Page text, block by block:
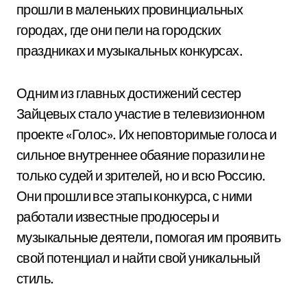
прошли в маленьких провинциальных
городах, где они пели на городских
праздниках и музыкальных конкурсах.
Одним из главных достижений сестер
Зайцевых стало участие в телевизионном
проекте «Голос». Их неповторимые голоса и
сильное внутреннее обаяние поразили не
только судей и зрителей, но и всю Россию.
Они прошли все этапы конкурса, с ними
работали известные продюсеры и
музыкальные деятели, помогая им проявить
свой потенциал и найти свой уникальный
стиль.